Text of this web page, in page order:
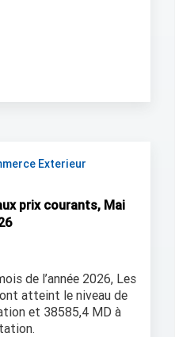
Exterieur
prix courants, Mai
de l’année 2026, Les
atteint le niveau de
et 38585,4 MD à